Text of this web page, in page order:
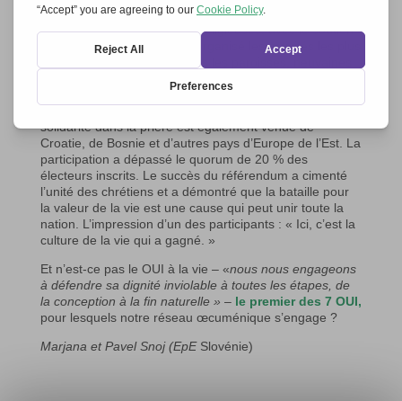
Un élément crucial de la campagne a été le fort soutien
spirituel. Les communautés religieuses, avec le soutien
des évêques slovènes, ont organisé les activités les plus
diverses : prières dans toutes les paroisses, neuvaines
la radio), journées de jeûne et de prière, y compris pour
solidarité dans la prière est également venue de
Croatie, de Bosnie et d’autres pays d’Europe de l’Est. La
participation a dépassé le quorum de 20 % des
électeurs inscrits. Le succès du référendum a cimenté
l’unité des chrétiens et a démontré que la bataille pour
la valeur de la vie est une cause qui peut unir toute la
nation. L’impression d’un des participants : « Ici, c’est la
culture de la vie qui a gagné. »
Et n’est-ce pas le OUI à la vie – «nous nous engageons
à défendre sa dignité inviolable à toutes les étapes, de
la conception à la fin naturelle » – le premier des 7 OUI,
pour lesquels notre réseau œcuménique s’engage ?
Marjana et Pavel Snoj (EpESlovénie)